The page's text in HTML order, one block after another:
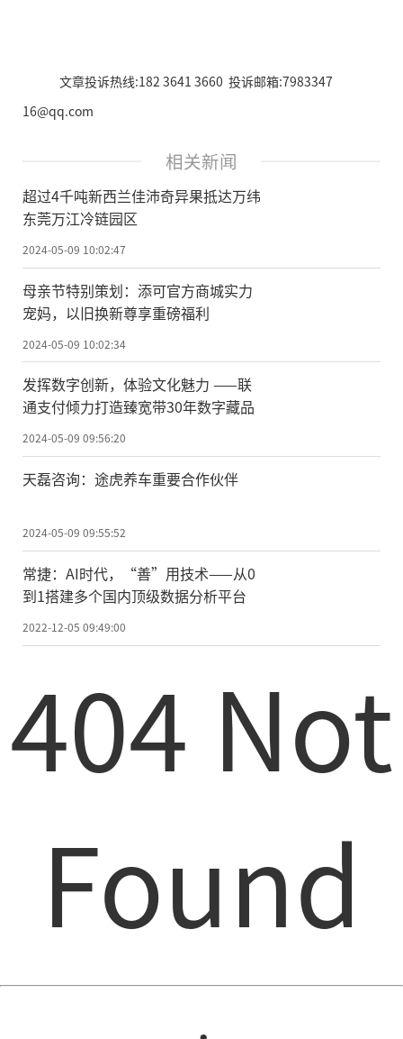
文章投诉热线:182 3641 3660 投诉邮箱:7983347
16@qq.com
相关新闻
超过4千吨新西兰佳沛奇异果抵达万纬
东莞万江冷链园区
2024-05-09 10:02:47
母亲节特别策划：添可官方商城实力
宠妈，以旧换新尊享重磅福利
2024-05-09 10:02:34
发挥数字创新，体验文化魅力 ——联
通支付倾力打造臻宽带30年数字藏品
2024-05-09 09:56:20
天磊咨询：途虎养车重要合作伙伴
2024-05-09 09:55:52
常捷：AI时代，“善”用技术——从0
到1搭建多个国内顶级数据分析平台
2022-12-05 09:49:00
404 Not
Found